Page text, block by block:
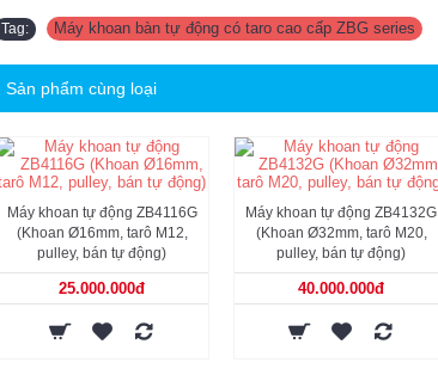
Tag: Máy khoan bàn tự động có taro cao cấp ZBG series
Sản phẩm cùng loại
Máy khoan tự động ZB4116G
(Khoan Ø16mm, tarô M12,
pulley, bán tự động)
25.000.000đ
Máy khoan tự động ZB4132G
(Khoan Ø32mm, tarô M20,
pulley, bán tự động)
40.000.000đ